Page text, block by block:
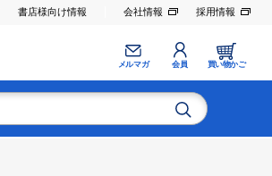
書店様向け情報 会社情報 採用情報
メルマガ 会員 買い物かご